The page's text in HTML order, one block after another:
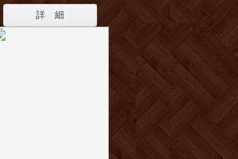
詳 細